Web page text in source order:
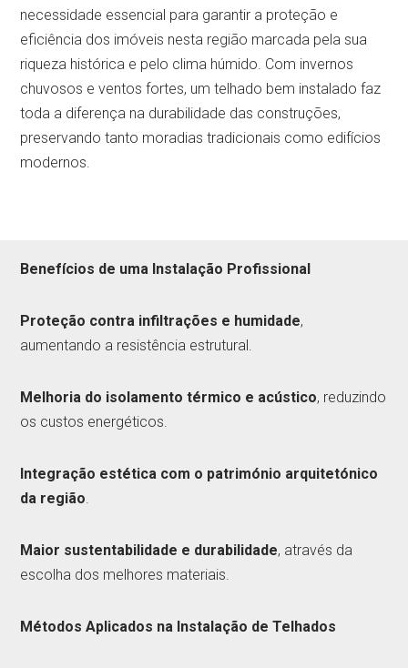
necessidade essencial para garantir a proteção e
eficiência dos imóveis nesta região marcada pela sua
riqueza histórica e pelo clima húmido. Com invernos
chuvosos e ventos fortes, um telhado bem instalado faz
toda a diferença na durabilidade das construções,
preservando tanto moradias tradicionais como edifícios
modernos.
Benefícios de uma Instalação Profissional
Proteção contra infiltrações e humidade,
aumentando a resistência estrutural.
Melhoria do isolamento térmico e acústico, reduzindo
os custos energéticos.
Integração estética com o património arquitetónico
da região.
Maior sustentabilidade e durabilidade, através da
escolha dos melhores materiais.
Métodos Aplicados na Instalação de Telhados